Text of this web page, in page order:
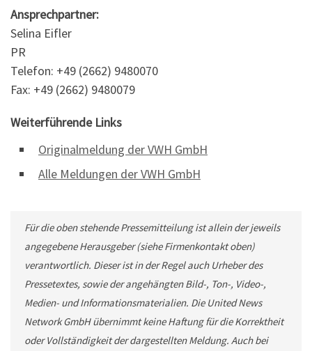
Ansprechpartner:
Selina Eifler
PR
Telefon: +49 (2662) 9480070
Fax: +49 (2662) 9480079
Weiterführende Links
Originalmeldung der VWH GmbH
Alle Meldungen der VWH GmbH
Für die oben stehende Pressemitteilung ist allein der jeweils
angegebene Herausgeber (siehe Firmenkontakt oben)
verantwortlich. Dieser ist in der Regel auch Urheber des
Pressetextes, sowie der angehängten Bild-, Ton-, Video-,
Medien- und Informationsmaterialien. Die United News
Network GmbH übernimmt keine Haftung für die Korrektheit
oder Vollständigkeit der dargestellten Meldung. Auch bei